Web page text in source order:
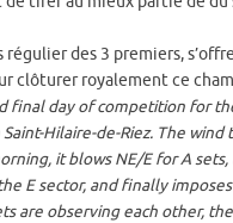
des 3 premiers,
clôturer royalement ce
final day of competition for
Hilaire-de-Riez. The wind
it blows NE/E for A
E sector, and finally
are observing each other,